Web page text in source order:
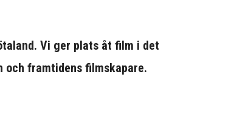
Vi ger plats åt film i det
och framtidens filmskapare.